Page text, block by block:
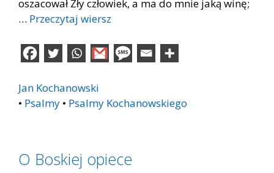
oszacował Zły człowiek, a ma do mnie jaką winę;
… Przeczytaj wiersz
Jan Kochanowski
• Psalmy • Psalmy Kochanowskiego
O Boskiej opiece